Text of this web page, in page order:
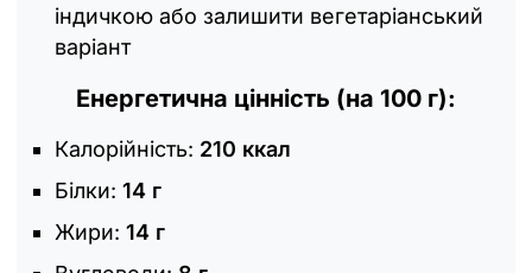
індичкою або залишити вегетаріанський
варіант
Енергетична цінність (на 100 г):
Калорійність: 210 ккал
Білки: 14 г
Жири: 14 г